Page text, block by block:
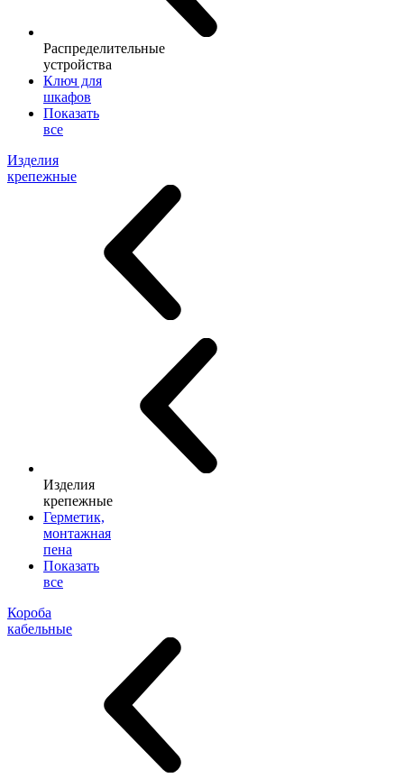
Распределительные
устройства
Ключ для
шкафов
Показать
все
Изделия
крепежные
Изделия
крепежные
Герметик,
монтажная
пена
Показать
все
Короба
кабельные